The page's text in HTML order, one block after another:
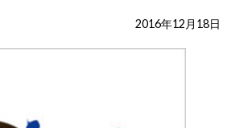
2016年12月18日